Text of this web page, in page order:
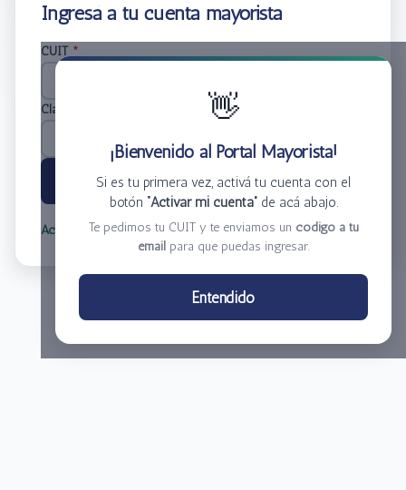
Ingresá a tu cuenta mayorista
👋
¡Bienvenido al Portal Mayorista!
Si es tu primera vez, activá tu cuenta con el
botón “Activar mi cuenta”de acá abajo.
Te pedimos tu CUIT y te enviamos un código a tu
email para que puedas ingresar.
Entendido
CUIT *
Clave
Ingresar
Activar mi cuenta Olvidé mi clave
Centro de Distribución El Bacha S.A.